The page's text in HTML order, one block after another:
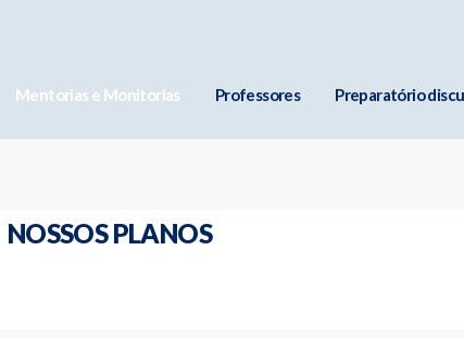
Mentorias e Monitorias Professores Preparatório
NOSSOS PLANOS